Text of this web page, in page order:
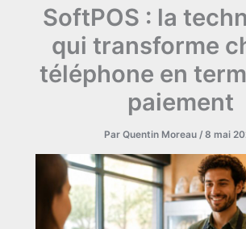
SoftPOS : la
qui transforme
téléphone en
paiement
Par Quentin Moreau / 8 mai